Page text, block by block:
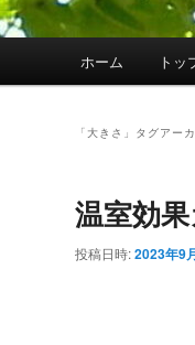
ホーム トッ
「 大きさ 」タグアー
温室効
投稿日時:2023年9